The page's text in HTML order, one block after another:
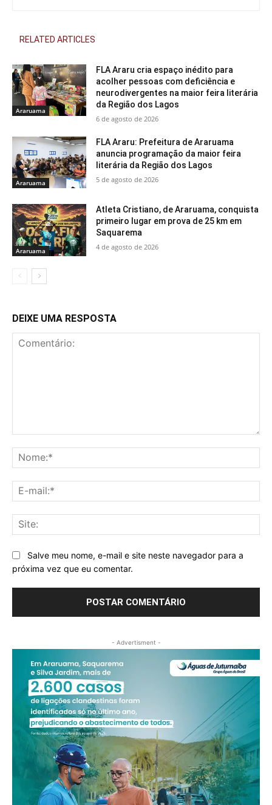
RELATED ARTICLES
Araruama
FLA Araru cria espaço inédito para
acolher pessoas com deficiência e
neurodivergentes na maior feira literária
da Região dos Lagos
6 de agosto de 2026
Araruama
FLA Araru: Prefeitura de Araruama
anuncia programação da maior feira
literária da Região dos Lagos
5 de agosto de 2026
Araruama
Atleta Cristiano, de Araruama, conquista
primeiro lugar em prova de 25 km em
Saquarema
4 de agosto de 2026
DEIXE UMA RESPOSTA
Salve meu nome, e-mail e site neste navegador para a
próxima vez que eu comentar.
- Advertisment -